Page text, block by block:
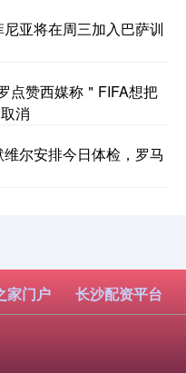
亚将在周三加入巴萨训
点赞西媒称＂FIFA想把
消
尔安排今日体检，罗马
家门户 长沙配资平台